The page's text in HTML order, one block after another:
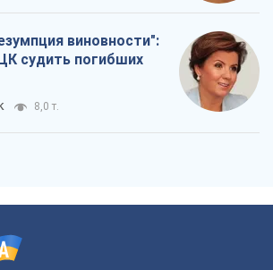
виновности":
судить погибших
8,0 т.